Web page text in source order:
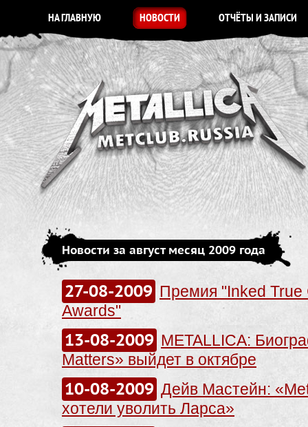
НА ГЛАВНУЮ НОВОСТИ ОТЧЁТЫ И ЗАПИСИ
Новости за август месяц 2009 года
27-08-2009 Премия "Inked True
Awards"
13-08-2009 METALLICA:
Matters» выйдет в октябре
10-08-2009 Дейв Мастейн:
хотели уволить Ларса»